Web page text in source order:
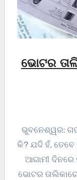
ଭୋଟର
ଭୁବନେଶ୍ୱର:
କି? ଯଦି ହଁ, ତେବେ
ଆଗାମୀ ଦିନରେ
ଭୋଟର